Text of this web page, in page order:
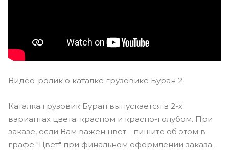
Видео-ролик о каталке грузовике Буран 2
Каталка грузовик Буран выпускается в 2-х
вариантах цвета: красном и красно-голубом. При
заказе, если Вам важен цвет - пишите об этом в
графе "Цвет" при финальном оформлении заказа.